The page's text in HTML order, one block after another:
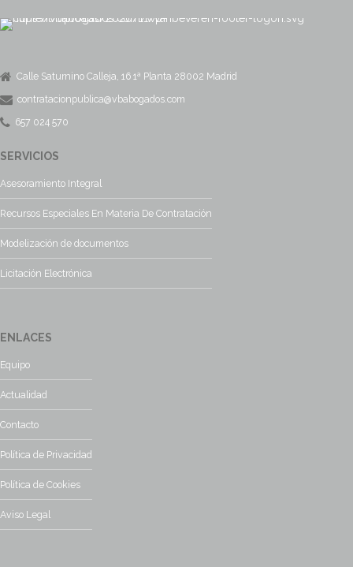
Calle Saturnino Calleja, 16 1ª Planta 28002 Madrid
contratacionpublica@vbabogados.com
657 024 570
SERVICIOS
Asesoramiento Integral
Recursos Especiales En Materia De Contratación
Modelización de documentos
Licitación Electrónica
ENLACES
Equipo
Actualidad
Contacto
Política de Privacidad
Política de Cookies
Aviso Legal